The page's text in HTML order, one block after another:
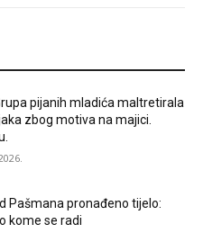
pijanih mladića maltretirala
zbog motiva na majici.
Pašmana pronađeno tijelo:
kome se radi